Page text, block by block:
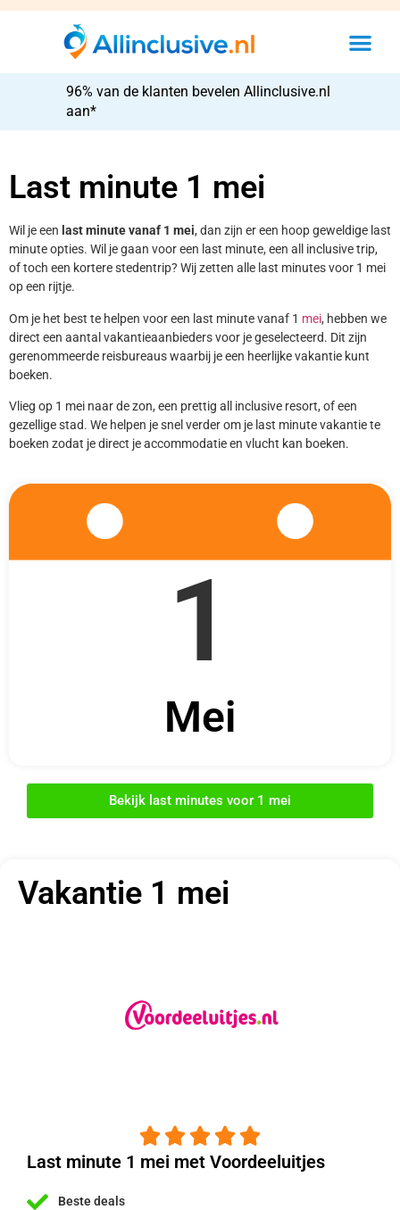
96% van de klanten bevelen Allinclusive.nl
aan*
Last minute 1 mei
Wil je een last minute vanaf 1 mei, dan zijn er een hoop geweldige last
minute opties. Wil je gaan voor een last minute, een all inclusive trip,
of toch een kortere stedentrip? Wij zetten alle last minutes voor 1 mei
op een rijtje.
Om je het best te helpen voor een last minute vanaf 1 mei, hebben we
direct een aantal vakantieaanbieders voor je geselecteerd. Dit zijn
gerenommeerde reisbureaus waarbij je een heerlijke vakantie kunt
boeken.
Vlieg op 1 mei naar de zon, een prettig all inclusive resort, of een
gezellige stad. We helpen je snel verder om je last minute vakantie te
boeken zodat je direct je accommodatie en vlucht kan boeken.
1
Mei
Bekijk last minutes voor 1 mei
Vakantie 1 mei
    
Last minute 1 mei met Voordeeluitjes
Beste deals